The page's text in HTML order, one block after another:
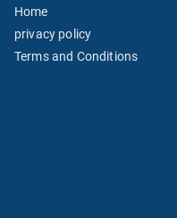
Home
privacy policy
Terms and Conditions